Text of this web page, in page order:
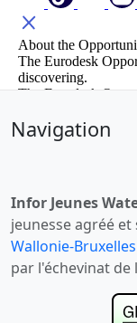
Navigation
Infor Jeunes
jeunesse agréé
Wallonie-Bruxelles
par l'échevinat de